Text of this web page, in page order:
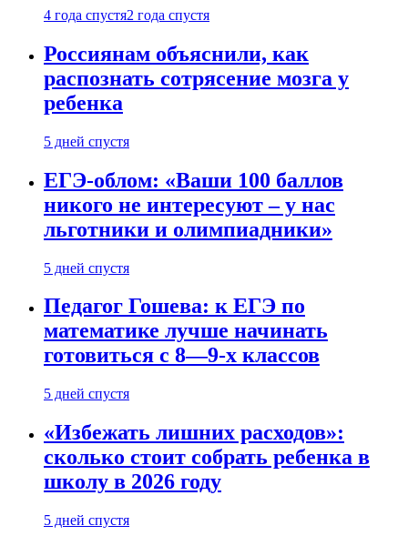
4 года спустя2 года спустя
Россиянам объяснили, как
распознать сотрясение мозга у
ребенка
5 дней спустя
ЕГЭ-облом: «Ваши 100 баллов
никого не интересуют – у нас
льготники и олимпиадники»
5 дней спустя
Педагог Гошева: к ЕГЭ по
математике лучше начинать
готовиться с 8—9-х классов
5 дней спустя
«Избежать лишних расходов»:
сколько стоит собрать ребенка в
школу в 2026 году
5 дней спустя